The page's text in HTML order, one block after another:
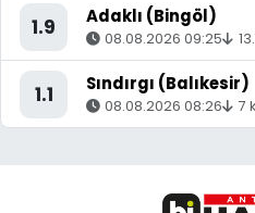
1.9 Adaklı (Bingöl)
08.08.2026 09:25
1.1 Sındırgı (Balıkesir)
08.08.2026 08:26 7